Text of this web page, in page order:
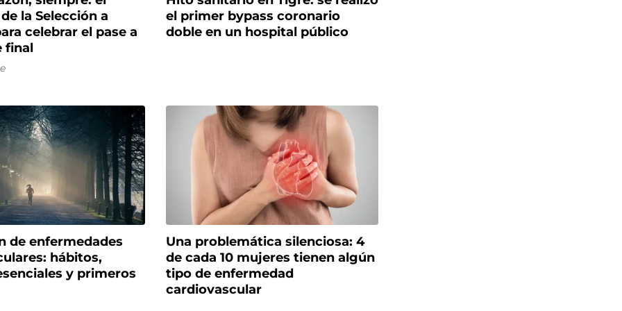
la Selección a
celebrar el pase a
final
el primer bypass coronario
doble en un hospital público
de enfermedades
hábitos,
y primeros
Una problemática silenciosa: 4
de cada 10 mujeres tienen algún
tipo de enfermedad
cardiovascular